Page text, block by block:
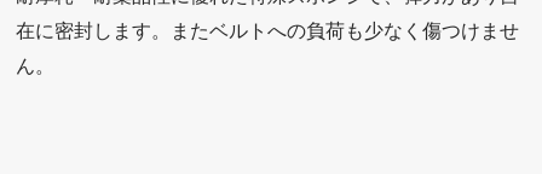
在に密封します。またベルトへの負荷も少なく傷つけませ
ん。